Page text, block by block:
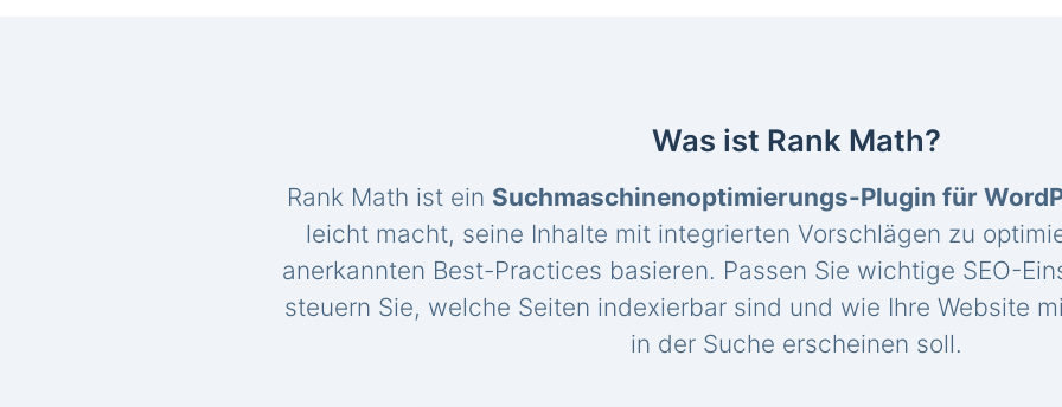
Was ist Rank Math?
Rank Math ist ein Suchmaschinenoptimierungs-Plugin für
leicht macht, seine Inhalte mit integrierten Vorschlägen zu
anerkannten Best-Practices basieren. Passen Sie wichtige SEO-
steuern Sie, welche Seiten indexierbar sind und wie Ihre Website
in der Suche erscheinen soll.